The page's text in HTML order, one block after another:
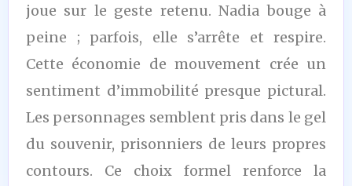
joue sur le geste retenu. Nadia bouge à
peine ; parfois, elle s’arrête et respire.
Cette économie de mouvement crée un
sentiment d’immobilité presque pictural.
Les personnages semblent pris dans le gel
du souvenir, prisonniers de leurs propres
contours. Ce choix formel renforce la